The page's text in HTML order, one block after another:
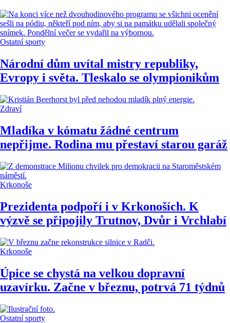
Ostatní sporty
Národní dům uvítal mistry republiky,
Evropy i světa. Tleskalo se olympionikům
Zdraví
Mladíka v kómatu žádné centrum
nepřijme. Rodina mu přestaví starou garáž
Krkonoše
Prezidenta podpoří i v Krkonoších. K
výzvě se připojily Trutnov, Dvůr i Vrchlabí
Krkonoše
Úpice se chystá na velkou dopravní
uzavírku. Začne v březnu, potrvá 71 týdnů
Ostatní sporty